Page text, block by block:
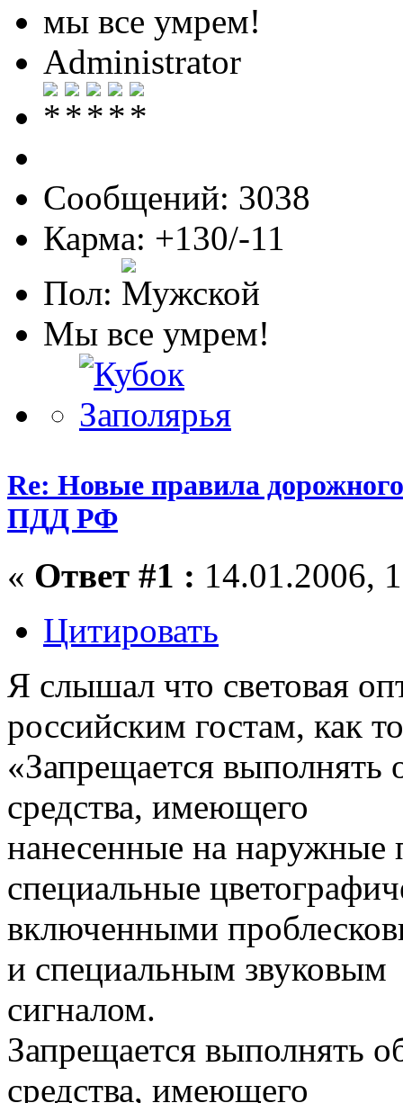
мы все умрем!
Administrator
Сообщений: 3038
Карма: +130/-11
Пол:
Мы все умрем!
Re: Новые правила
ПДД РФ
« Ответ #1 : 14.01.2006,
Цитировать
Я слышал что световая
российским гостам, как
«Запрещается выполнять
средства, имеющего
нанесенные на наружные
специальные
включенными
и специальным звуковым
сигналом.
Запрещается выполнять
средства, имеющего